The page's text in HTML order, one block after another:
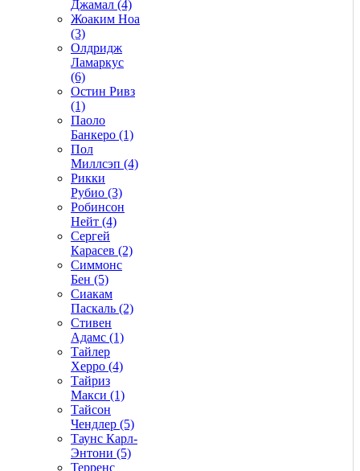
Джамал (4)
Жоаким Ноа
(3)
Олдридж
Ламаркус
(6)
Остин Ривз
(1)
Паоло
Банкеро (1)
Пол
Миллсэп (4)
Рикки
Рубио (3)
Робинсон
Нейт (4)
Сергей
Карасев (2)
Симмонс
Бен (5)
Сиакам
Паскаль (2)
Стивен
Адамс (1)
Тайлер
Херро (4)
Тайриз
Макси (1)
Тайсон
Чендлер (5)
Таунс Карл-
Энтони (5)
Терренс